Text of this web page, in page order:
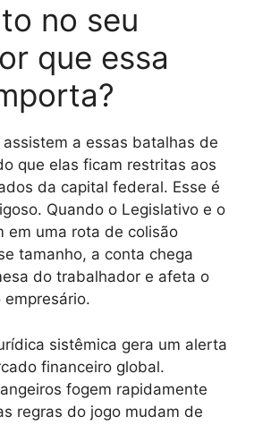
no seu
que essa
a essas batalhas de
que elas ficam restritas aos
da capital federal. Esse é
Quando o Legislativo e o
em uma rota de colisão
tamanho, a conta chega
do trabalhador e afeta o
sistêmica gera um alerta
financeiro global.
fogem rapidamente
regras do jogo mudam de